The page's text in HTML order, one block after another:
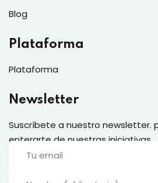
Blog
Plataforma
Plataforma
Newsletter
Suscríbete a nuestro newsletter.
enterarte de nuestras iniciativas.